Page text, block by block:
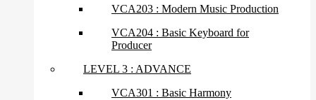
VCA203 : Modern Music Production
VCA204 : Basic Keyboard for
Producer
LEVEL 3 : ADVANCE
VCA301 : Basic Harmony